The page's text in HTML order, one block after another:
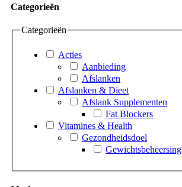
Categorieën
Categorieën
Acties
Aanbieding
Afslanken
Afslanken & Dieet
Afslank Supplementen
Fat Blockers
Vitamines & Health
Gezondheidsdoel
Gewichtsbeheersing